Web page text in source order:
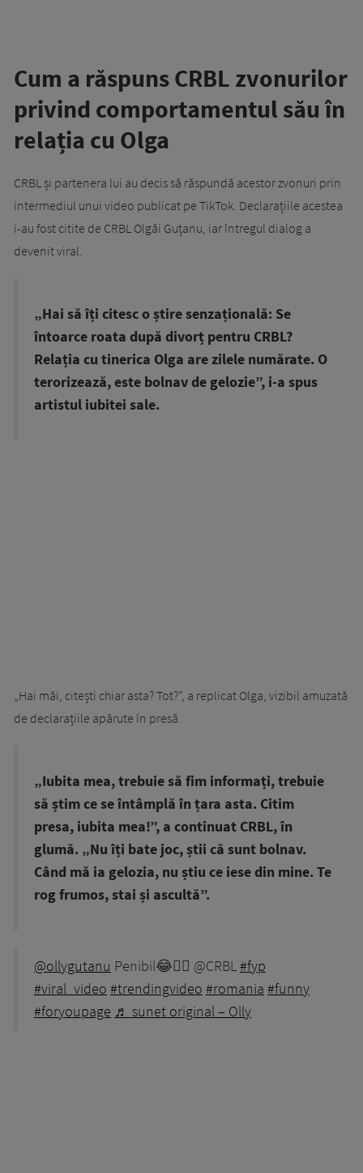
Cum a răspuns CRBL zvonurilor
privind comportamentul său în
relația cu Olga
CRBL și partenera lui au decis să răspundă acestor zvonuri prin
intermediul unui video publicat pe TikTok. Declarațiile acestea
i-au fost citite de CRBL Olgăi Guțanu, iar întregul dialog a
devenit viral.
„Hai să îți citesc o știre senzațională: Se
întoarce roata după divorț pentru CRBL?
Relația cu tinerica Olga are zilele numărate. O
terorizează, este bolnav de gelozie”, i-a spus
artistul iubitei sale.
„Hai măi, citești chiar asta? Tot?”, a replicat Olga, vizibil amuzată
de declarațiile apărute în presă.
„Iubita mea, trebuie să fim informați, trebuie
să știm ce se întâmplă în țara asta. Citim
presa, iubita mea!”, a continuat CRBL, în
glumă. „Nu îți bate joc, știi că sunt bolnav.
Când mă ia gelozia, nu știu ce iese din mine. Te
rog frumos, stai și ascultă”.
@ollygutanu Penibil😂🤦‍♀️ @CRBL#fyp
#viral_video #trendingvideo #romania #funny
#foryoupage ♬ sunet original – Olly